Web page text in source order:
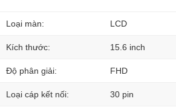
Loại màn: LCD
Kích thước: 15.6 inch
Độ phân giải: FHD
Loại cáp kết nối: 30 pin